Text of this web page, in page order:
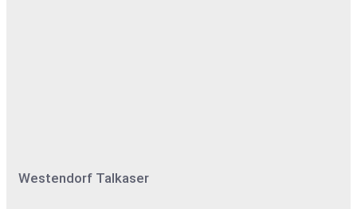
Westendorf Talkaser